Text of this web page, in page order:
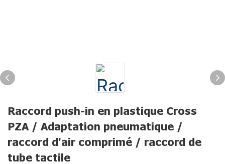
Raccord push-in en plastique Cross
PZA / Adaptation pneumatique /
raccord d'air comprimé / raccord de
tube tactile